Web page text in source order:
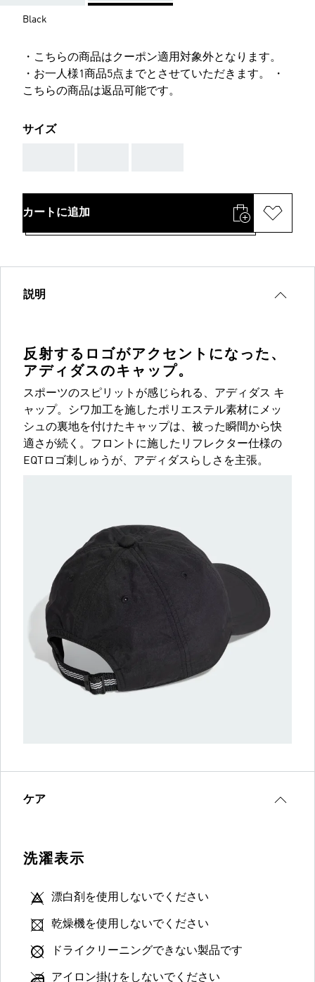
Black
・こちらの商品はクーポン適用対象外となります。
・お一人様1商品5点までとさせていただきます。 ・
こちらの商品は返品可能です。
サイズ
カートに追加
説明
反射するロゴがアクセントになった、
アディダスのキャップ。
スポーツのスピリットが感じられる、アディダス キ
ャップ。シワ加工を施したポリエステル素材にメッ
シュの裏地を付けたキャップは、被った瞬間から快
適さが続く。フロントに施したリフレクター仕様の
EQTロゴ刺しゅうが、アディダスらしさを主張。
ケア
洗濯表示
漂白剤を使用しないでください
乾燥機を使用しないでください
ドライクリーニングできない製品です
アイロン掛けをしないでください